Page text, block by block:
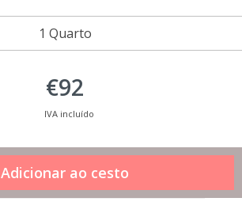
1 Quarto
€92
IVA incluído